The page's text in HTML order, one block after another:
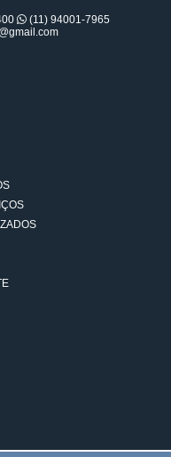
(11) 94001-7965